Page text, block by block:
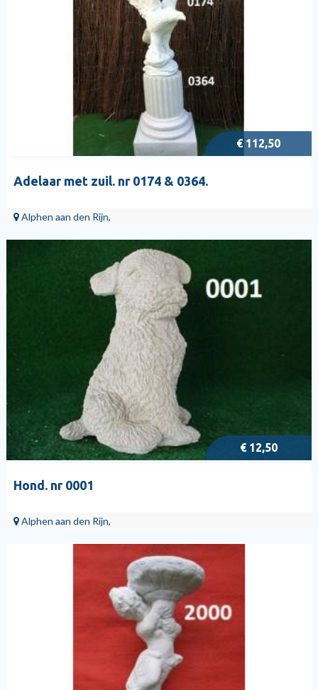
€ 112,50
Adelaar met zuil. nr 0174 & 0364.
Alphen aan den Rijn,
€ 12,50
Hond. nr 0001
Alphen aan den Rijn,